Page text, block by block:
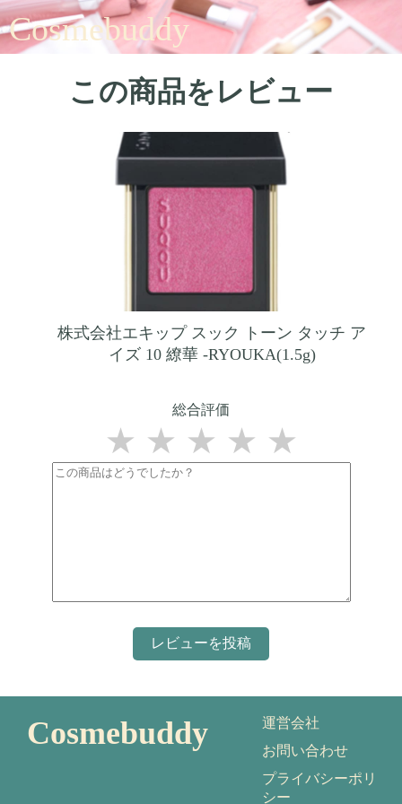
Cosmebuddy
この商品をレビュー
株式会社エキップ スック トーン タッチ ア
イズ 10 繚華 -RYOUKA(1.5g)
総合評価
★
★
★
★
★
Cosmebuddy
運営会社
お問い合わせ
プライバシーポリ
シー